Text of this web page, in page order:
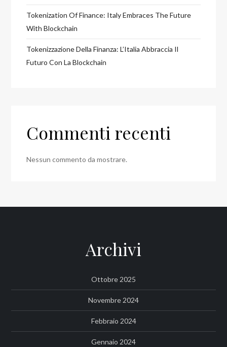
Tokenization Of Finance: Italy Embraces The Future
With Blockchain
Tokenizzazione Della Finanza: L’Italia Abbraccia Il
Futuro Con La Blockchain
Commenti recenti
Nessun commento da mostrare.
Archivi
Ottobre 2025
Novembre 2024
Febbraio 2024
Gennaio 2024